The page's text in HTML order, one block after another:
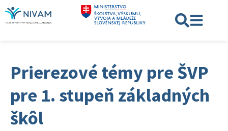
Prierezové témy pre ŠVP
pre 1. stupeň základných
škôl